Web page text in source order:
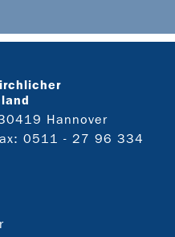
Hannover
0511 - 27 96 334